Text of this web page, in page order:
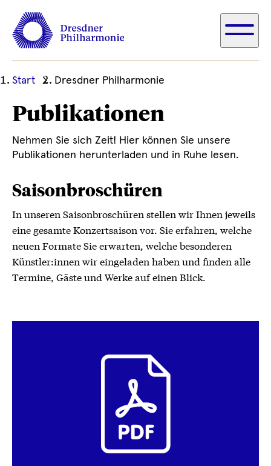
Ihre
Position
Start Dresdner Philharmonie
Publikationen
Nehmen Sie sich Zeit! Hier können Sie unsere
Publikationen herunterladen und in Ruhe lesen.
Saisonbroschüren
In unseren Saisonbroschüren stellen wir Ihnen jeweils
eine gesamte Konzertsaison vor. Sie erfahren, welche
neuen Formate Sie erwarten, welche besonderen
Künstler:innen wir eingeladen haben und finden alle
Termine, Gäste und Werke auf einen Blick.